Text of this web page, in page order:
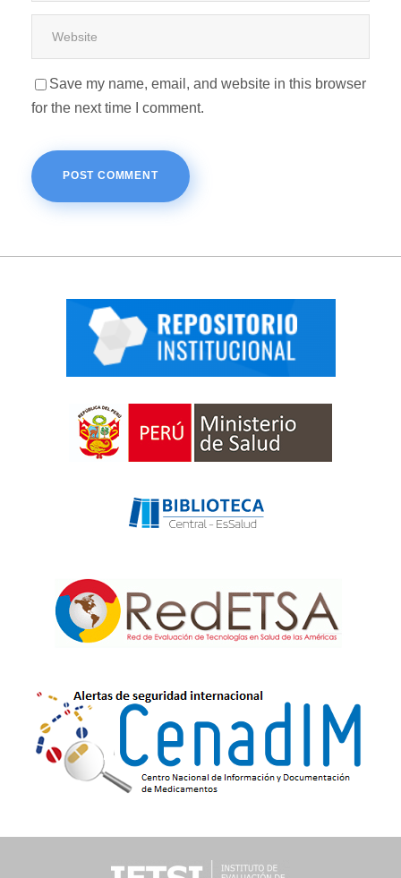
Save my name, email, and website in this browser
for the next time I comment.